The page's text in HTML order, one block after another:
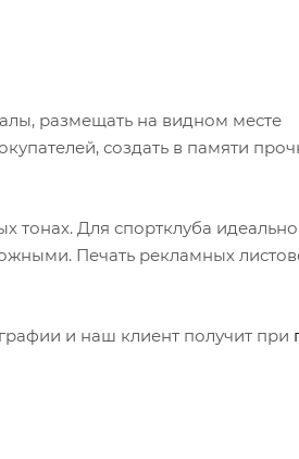
размещать на видном месте
создать в памяти
тонах. Для спортклуба идеально
Печать рекламных
и наш клиент получит при